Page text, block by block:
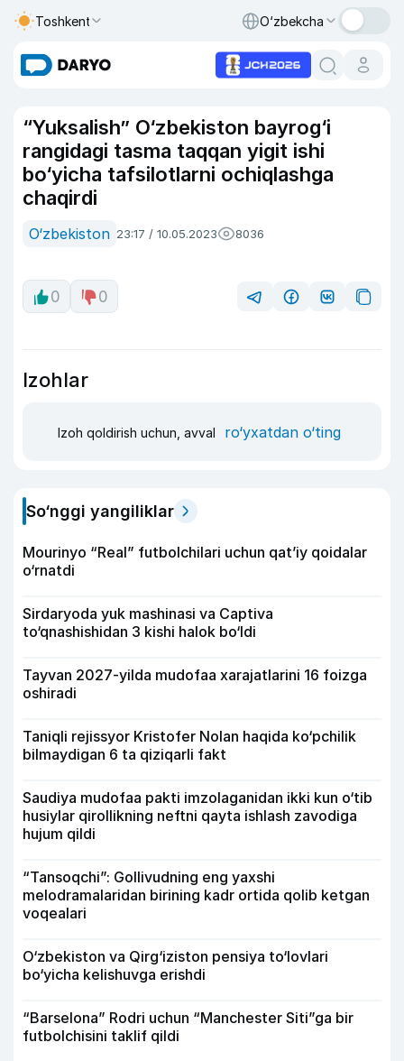
Toshkent O‘zbekcha
“Yuksalish” O‘zbekiston bayrog‘i
rangidagi tasma taqqan yigit ishi
bo‘yicha tafsilotlarni ochiqlashga
chaqirdi
O‘zbekiston 23:17 / 10.05.2023 8036
0 0
Izohlar
Izoh qoldirish uchun, avval ro‘yxatdan o‘ting
So‘nggi yangiliklar
Mourinyo “Real” futbolchilari uchun qat’iy qoidalar
o‘rnatdi
Sirdaryoda yuk mashinasi va Captiva
to‘qnashishidan 3 kishi halok bo‘ldi
Tayvan 2027-yilda mudofaa xarajatlarini 16 foizga
oshiradi
Taniqli rejissyor Kristofer Nolan haqida ko‘pchilik
bilmaydigan 6 ta qiziqarli fakt
Saudiya mudofaa pakti imzolaganidan ikki kun o‘tib
husiylar qirollikning neftni qayta ishlash zavodiga
hujum qildi
“Tansoqchi”: Gollivudning eng yaxshi
melodramalaridan birining kadr ortida qolib ketgan
voqealari
O‘zbekiston va Qirg‘iziston pensiya to‘lovlari
bo‘yicha kelishuvga erishdi
“Barselona” Rodri uchun “Manchester Siti”ga bir
futbolchisini taklif qildi